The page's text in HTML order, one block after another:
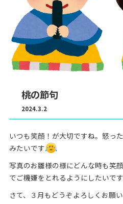
桃の節句
2024.3.2
いつも笑顔！が大切ですね。怒っ
みたいです
写真のお雛様の様にどんな時も笑
でご機嫌をとれるようにしたいです
さて、３月もどうぞよろしくお願い